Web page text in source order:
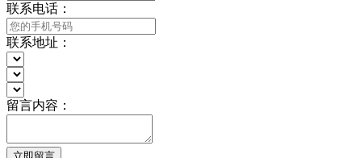
联系电话：
联系地址：
留言内容：